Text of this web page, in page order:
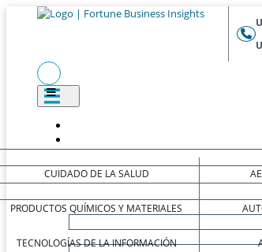
CUIDADO DE LA SALUD
PRODUCTOS QUÍMICOS Y MATERIALES
TECNOLOGÍAS DE LA INFORMACIÓN